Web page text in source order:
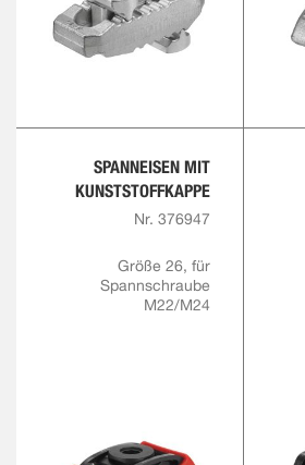
SPANNEISEN MIT
KUNSTSTOFFKAPPE
Nr. 376947
Größe 26, für
Spannschraube
M22/M24